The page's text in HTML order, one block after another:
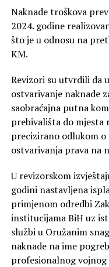
Naknade troškova
2024. godine
što je u odnosu na
KM.
Revizori su utvrdili da
ostvarivanje naknade
saobraćajna putna
prebivališta do mjesta
precizirano odlukom
ostvarivanja prava na
U revizorskom
godini nastavljena
primjenom odredbi
institucijama BiH uz
službi u Oružanim
naknade na ime
profesionalnog vojnog